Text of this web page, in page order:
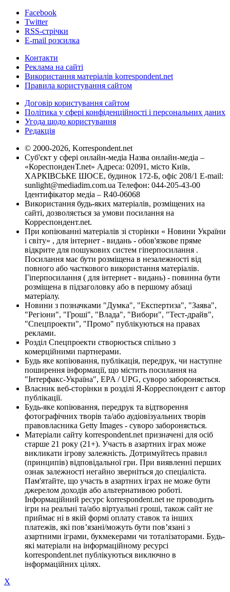
Facebook
Twitter
RSS-стрічки
E-mail розсилка
Контакти
Реклама на сайті
Використання матеріалів korrespondent.net
Правила користування сайтом
Договір користування сайтом
Політика у сфері конфіденційності і персональних даних
Угода щодо користування
Редакція
© 2000-2026, Korrespondent.net
Суб'єкт у сфері онлайн-медіа Назва онлайн-медіа –
«КореспонденТ.net» Адреса: 02091, місто Київ,
ХАРКІВСЬКЕ ШОСЕ, будинок 172-Б, офіс 208/1 E-mail:
sunlight@mediadim.com.ua Телефон: 044-205-43-00
Ідентифікатор медіа – R40-06068
Використання будь-яких матеріалів, розміщених на
сайті, дозволяється за умови посилання на
Корреспондент.net.
При копіюванні матеріалів зі сторінки « Новини України
і світу» , для інтернет - видань - обов'язкове пряме
відкрите для пошукових систем гіперпосилання .
Посилання має бути розміщена в незалежності від
повного або часткового використання матеріалів.
Гіперпосилання ( для інтернет - видань) - повинна бути
розміщена в підзаголовку або в першому абзаці
матеріалу.
Новини з позначками "Думка", "Експертиза", "Заява",
"Регіони", "Гроші", "Влада", "Вибори", "Тест-драйв",
"Спецпроекти", "Промо" публікуються на правах
реклами.
Розділ Спецпроекти створюється спільно з
комерційними партнерами.
Будь яке копіювання, публікація, передрук, чи наступне
поширення інформації, що містить посилання на
"Інтерфакс-Україна", EPA / UPG, суворо забороняється.
Власник веб-сторінки в розділі Я-Корреспондент є автор
публікації.
Будь-яке копіювання, передрук та відтворення
фотографічних творів та/або аудіовізуальних творів
правовласника Getty Images - суворо забороняється.
Матеріали сайту korrespondent.net призначені для осіб
старше 21 року (21+). Участь в азартних іграх може
викликати ігрову залежність. Дотримуйтесь правил
(принципів) відповідальної гри. При виявленні перших
ознак залежності негайно зверніться до спеціаліста.
Пам'ятайте, що участь в азартних іграх не може бути
джерелом доходів або альтернативою роботі.
Інформаційний ресурс korrespondent.net не проводить
ігри на реальні та/або віртуальні гроші, також сайт не
приймає ні в якій формі оплату ставок та інших
платежів, які пов’язані/можуть бути пов’язані з
азартними іграми, букмекерами чи тоталізаторами. Будь-
які матеріали на інформаційному ресурсі
korrespondent.net публікуються виключно в
інформаційних цілях.
X